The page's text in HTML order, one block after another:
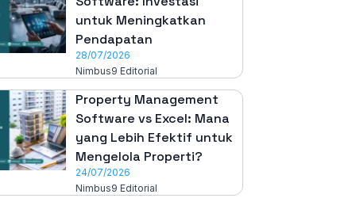
untuk Meningkatkan
Pendapatan
28/07/2026
Nimbus9 Editorial
Property Management
Software vs Excel: Mana
yang Lebih Efektif untuk
Mengelola Properti?
24/07/2026
Nimbus9 Editorial